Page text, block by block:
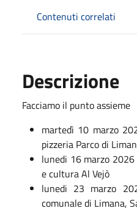
Contenuti correlati
Descrizione
Facciamo il punto assieme
martedì 10 marzo
pizzeria Parco di
lunedi 16 marzo
e cultura Al Vejò
lunedi 23 marzo
comunale di Limana,